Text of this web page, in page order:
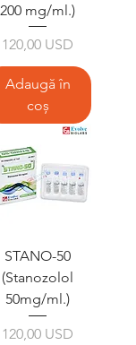
200 mg/ml.)
Preț
120,00 USD
Adaugă în
coș
STANO-50
(Stanozolol
50mg/ml.)
Preț
120,00 USD